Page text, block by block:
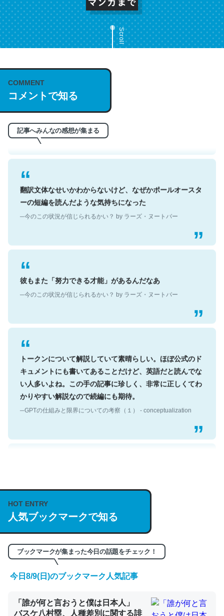
Scroll
COMMENT
コメントで知る
記事へみんなの感想が集まる
これは名文。彼はとてもクレバーなんだろうなと凄く思
う。英語少しでも読める人は原文もお勧め。自分はこの流
れ好き。Let’s Fucking Go. Then Covid hit. Shit.
翻訳文体なせいかわからないけど、なぜかポールオースタ
ーの短編を読んだような気持ちになった
彼もまた「努力できる才能」があるんだなあ
トークンについて解説していて素晴らしい。ほぼ公式のド
キュメントにも書いてあることだけど、英語だと読んでな
い人多いよね。この手の記事に珍しく、非常に正しくてわ
かりやすい解説なので続編にも期待。
https://isobe324649.hatenablog.com/entry/2023/03/27
/064121
─GPTの仕組みと限界についての考察（１） - conceptualization
くらい。小説でいう「ずっと前の伏線」は回収されないけ
ど、短期記憶というには多い分量。進化すればするほど分
HOT ENTRY
人気ブックマークで知る
ブックマークが集まった今日の話題をチェック！
今日8/9(日)のブックマーク人気記事
「誰が何と言おうと僕は日本人」
バスケ八村塁、人種差別に関する誹